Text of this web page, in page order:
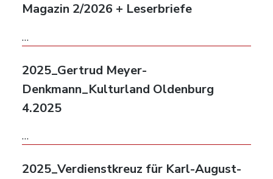
Magazin 2/2026 + Leserbriefe
…
2025_Gertrud Meyer-
Denkmann_Kulturland Oldenburg
4.2025
…
2025_Verdienstkreuz für Karl-August-